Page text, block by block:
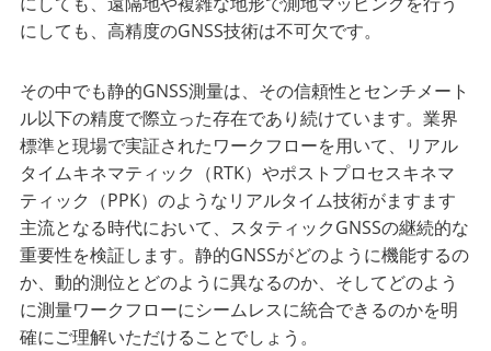
にしても、高精度のGNSS技術は不可欠です。
その中でも静的GNSS測量は、その信頼性とセンチメート
ル以下の精度で際立った存在であり続けています。業界
標準と現場で実証されたワークフローを用いて、リアル
タイムキネマティック（RTK）やポストプロセスキネマ
ティック（PPK）のようなリアルタイム技術がますます
主流となる時代において、スタティックGNSSの継続的な
重要性を検証します。静的GNSSがどのように機能するの
か、動的測位とどのように異なるのか、そしてどのよう
に測量ワークフローにシームレスに統合できるのかを明
確にご理解いただけることでしょう。